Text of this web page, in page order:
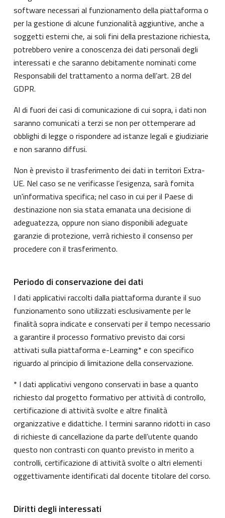
software necessari al funzionamento della piattaforma o
per la gestione di alcune funzionalità aggiuntive, anche a
soggetti esterni che, ai soli fini della prestazione richiesta,
potrebbero venire a conoscenza dei dati personali degli
interessati e che saranno debitamente nominati come
Responsabili del trattamento a norma dell’art. 28 del
GDPR.
Al di fuori dei casi di comunicazione di cui sopra, i dati non
saranno comunicati a terzi se non per ottemperare ad
obblighi di legge o rispondere ad istanze legali e giudiziarie
e non saranno diffusi.
Non è previsto il trasferimento dei dati in territori Extra-
UE. Nel caso se ne verificasse l’esigenza, sarà fornita
un'informativa specifica; nel caso in cui per il Paese di
destinazione non sia stata emanata una decisione di
adeguatezza, oppure non siano disponibili adeguate
garanzie di protezione, verrà richiesto il consenso per
procedere con il trasferimento.
Periodo di conservazione dei dati
I dati applicativi raccolti dalla piattaforma durante il suo
funzionamento sono utilizzati esclusivamente per le
finalità sopra indicate e conservati per il tempo necessario
a garantire il processo formativo previsto dai corsi
attivati sulla piattaforma e-Learning* e con specifico
riguardo al principio di limitazione della conservazione.
* I dati applicativi vengono conservati in base a quanto
richiesto dal progetto formativo per attività di controllo,
certificazione di attività svolte e altre finalità
organizzative e didattiche. I termini saranno ridotti in caso
di richieste di cancellazione da parte dell’utente quando
questo non contrasti con quanto previsto in merito a
controlli, certificazione di attività svolte o altri elementi
oggettivamente identificati dal docente titolare del corso.
Diritti degli interessati